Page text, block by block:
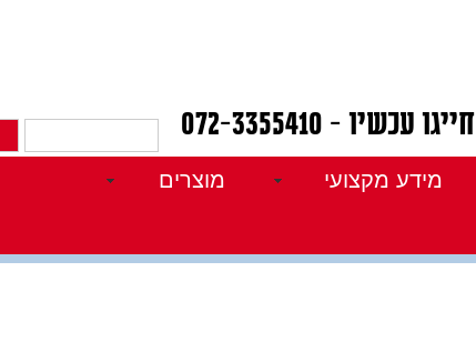
מידע מקצועי
מוצרים
חייגו עכשיו - 072-3355410